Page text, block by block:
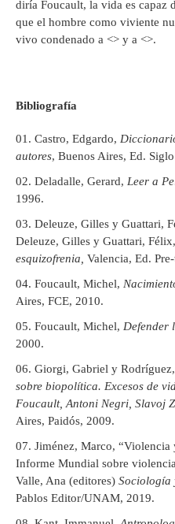
diría Foucault, la vida es capaz
que el hombre como viviente
vivo condenado a <> y a <>.
Bibliografía
Castro, Edgardo,
autores, Buenos Aires, Ed.
Deladalle, Gerard, Leer a
1996.
Deleuze, Gilles y Guattari,
Deleuze, Gilles y Guattari, Félix,
esquizofrenia, Valencia, Ed.
Foucault, Michel,
Aires, FCE, 2010.
Foucault, Michel, Defender
2000.
Giorgi, Gabriel y
sobre biopolítica. Excesos de
Foucault, Antoni Negri, Slavoj
Aires, Paidós, 2009.
Jiménez, Marco,
Informe Mundial sobre
Valle, Ana (editores) Sociología
Pablos Editor/UNAM, 2019.